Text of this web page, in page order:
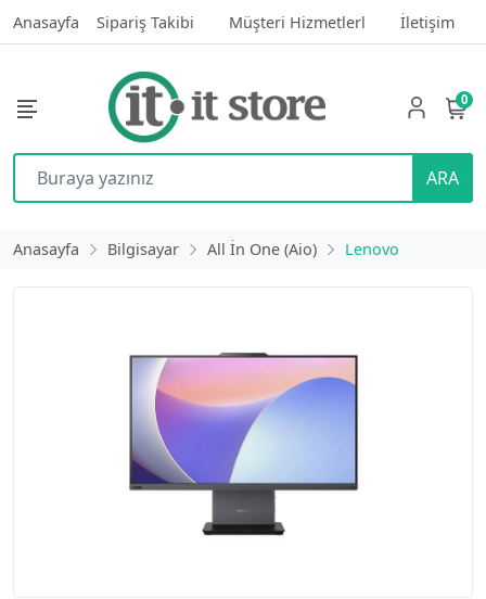
Anasayfa Sipariş Takibi Müşteri Hizmetlerl İletişim
ARA
0
Anasayfa Bilgisayar All İn One (Aio) Lenovo